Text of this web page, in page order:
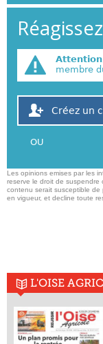
Attention
membre
Créez un
OU
Les opinions emises par les
reserve le droit de suspendre
contenu serait susceptible
en vigueur, et decline toute
L'OISE